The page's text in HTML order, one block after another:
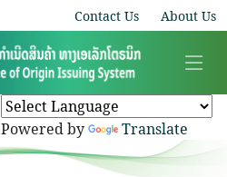
Contact Us About Us
Powered by Translate